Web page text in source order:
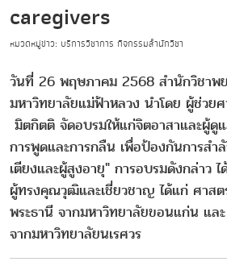
caregivers
หมวดหมู่ข่าว: บริการวิชาการ กิจกรรมสำนักวิชา
วันที่ 26 พฤษภาคม 2568 สำนักวิชาพ
มหาวิทยาลัยแม่ฟ้าหลวง นำโดย ผู้ช่วย
มิตกิตติ จัดอบรมให้แก่จิตอาสาและผู้ดู
การพูดและการกลืน เพื่อป้องกันการส
เตียงและผู้สูงอายุ" การอบรมดังกล่าว
ผู้ทรงคุณวุฒิและเชี่ยวชาญ ได้แก่ ศาสต
พระธานี จากมหาวิทยาลัยขอนแก่น แ
จากมหาวิทยาลัยนเรศวร